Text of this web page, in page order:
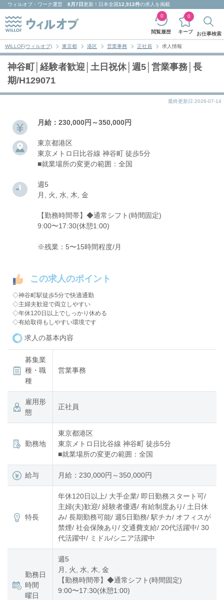
ウィルオブ・ワーク運営 8月7日更新！日本全国12,912件の求人を掲載
閲覧履歴
0
キープ
0
お仕事検索
WILLOF(ウィルオブ) 東京都 港区 営業事務 正社員 求人情報
神谷町│経験者歓迎│土日祝休│週5│営業事務│長
期/H129071
最終更新日:2026-07-14
月給：230,000円～350,000円
東京都港区
東京メトロ日比谷線 神谷町 徒歩5分
■就業場所の変更の範囲：全国
週5
月, 火, 水, 木, 金
【勤務時間帯】◆通常シフト(時間固定)
9:00〜17:30(休憩1:00)
※残業：5〜15時間程度/月
この求人のポイント
◇神谷町駅徒歩5分で快適通勤
◇主婦夫歓迎で両立しやすい
◇年休120日以上でしっかり休める
◇有給取得もしやすい環境です
求人の基本内容
募集業
種・職
種
営業事務
雇用形
態
正社員
勤務地
東京都港区
東京メトロ日比谷線 神谷町 徒歩5分
■就業場所の変更の範囲：全国
給与 月給：230,000円～350,000円
特長
年休120日以上/ 大手企業/ 即日勤務スタート可/
主婦(夫)歓迎/ 経験者優遇/ 有給制度あり/ 土日休
み/ 長期勤務可能/ 週5日勤務/ 駅チカ/ オフィスが
禁煙/ 社会保険あり/ 交通費支給/ 20代活躍中/ 30
代活躍中/ ミドル/シニア活躍中
勤務日
時間
曜日
週5
月, 火, 水, 木, 金
【勤務時間帯】◆通常シフト(時間固定)
9:00〜17:30(休憩1:00)